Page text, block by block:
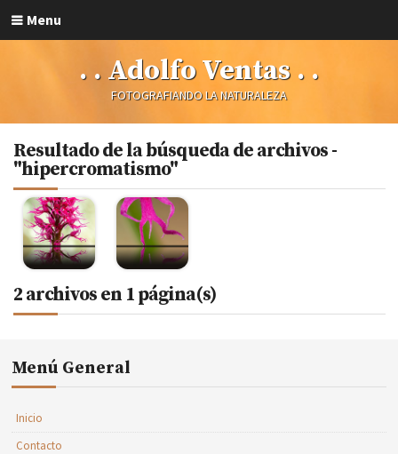
Menu
. . Adolfo Ventas . .
FOTOGRAFIANDO LA NATURALEZA
Resultado de la búsqueda de archivos -
"hipercromatismo"
2 archivos en 1 página(s)
Menú General
Inicio
Contacto